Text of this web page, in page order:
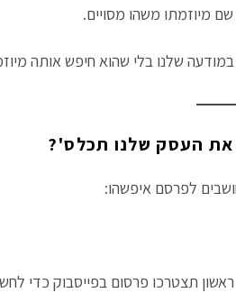
את העסק שלנו תכלס'?
לפרסם איפשהו:
תצטרכו פרסום בפייסבוק כדי